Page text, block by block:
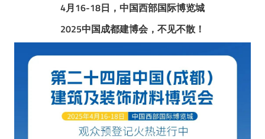
4月16-18日， 中国西部国际博览城
2025中国成都建博会，不见不散！